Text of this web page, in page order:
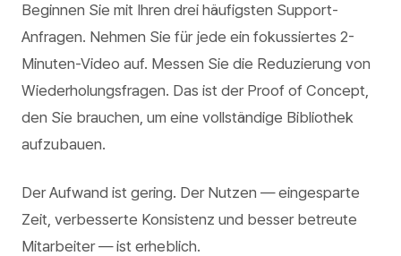
Beginnen Sie mit Ihren drei häufigsten Support-
Anfragen. Nehmen Sie für jede ein fokussiertes 2-
Minuten-Video auf. Messen Sie die Reduzierung von
Wiederholungsfragen. Das ist der Proof of Concept,
den Sie brauchen, um eine vollständige Bibliothek
aufzubauen.
Der Aufwand ist gering. Der Nutzen — eingesparte
Zeit, verbesserte Konsistenz und besser betreute
Mitarbeiter — ist erheblich.